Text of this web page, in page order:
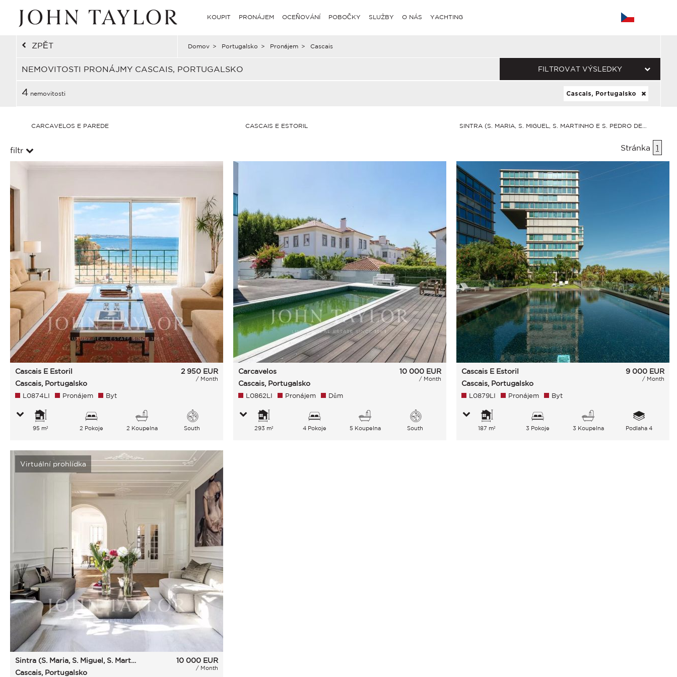
KOUPIT PRONÁJEM OCEŇOVÁNÍ POBOČKY SLUŽBY O NÁS YACHTING
ZPĚT Domov > Portugalsko > Pronájem > Cascais
NEMOVITOSTI PRONÁJMY CASCAIS, PORTUGALSKO FILTROVAT VÝSLEDKY
4 nemovitosti Cascais, Portugalsko
CARCAVELOS E PAREDE CASCAIS E ESTORIL SINTRA (S. MARIA, S. MIGUEL, S. MARTINHO E S. PEDRO DE
filtr Stránka 1
Cascais E Estoril
Cascais, Portugalsko
2 950 EUR
/ Month
L0874LI Pronájem Byt
95 m² 2 Pokoje 2 Koupelna South
Carcavelos
Cascais, Portugalsko
10 000 EUR
/ Month
L0862LI Pronájem Dům
293 m² 4 Pokoje 5 Koupelna South
Cascais E Estoril
Cascais, Portugalsko
9 000 EUR
/ Month
L0879LI Pronájem Byt
187 m² 3 Pokoje 3 Koupelna Podlaha 4
Virtuální prohlídka
Sintra (S. Maria, S. Miguel, S. Martinho E S. Pedro De Penaferrim)
Cascais, Portugalsko
10 000 EUR
/ Month